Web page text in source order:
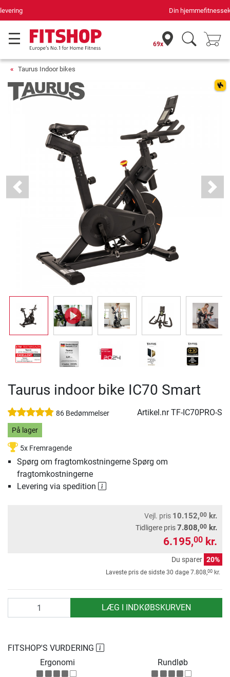
Din hjemmefitnessekspert gennem 42 år
69x
Taurus Indoor bikes
Previous Next
Taurus indoor bike IC70 Smart
86 Bedømmelser Artikel.nrTF-IC70PRO-S
På lager
5x Fremragende
Spørg om fragtomkostningerne Spørg om
fragtomkostningerne
Levering via spedition
Vejl. pris 10.152,00 kr.
Tidligere pris7.808,00 kr.
6.195,00 kr.
Du sparer 20%
Laveste pris de sidste 30 dage 7.808,00 kr.
LÆG I INDKØBSKURVEN
FITSHOP'S VURDERING
Ergonomi
Rundløb